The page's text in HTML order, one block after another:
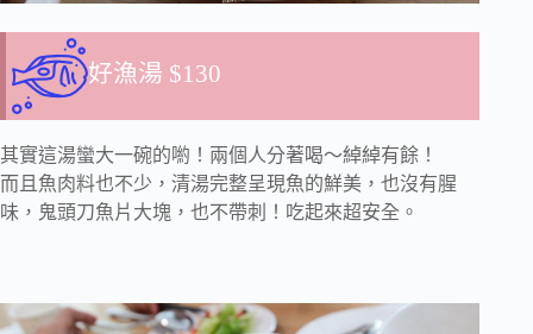
好漁湯 $130
其實這湯蠻大一碗的喲！兩個人分著喝～綽綽有餘！
而且魚肉料也不少，清湯完整呈現魚的鮮美，也沒有腥
味，鬼頭刀魚片大塊，也不帶刺！吃起來超安全。